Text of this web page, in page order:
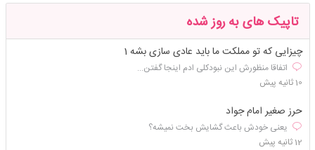
تاپیک های به روز شده
چیزایی که تو مملکت ما باید عادی سازی بشه 1
اتفاقا منظورش این نبودکلی ادم اینجا گفتن...
10 ثانیه پیش
حرز صغیر امام جواد
یعنی خودش باعث گشایش بخت نمیشه؟
12 ثانیه پیش